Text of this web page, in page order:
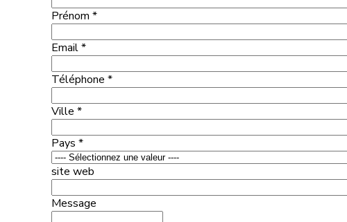
Prénom *
Email *
Téléphone *
Ville *
Pays *
site web
Message